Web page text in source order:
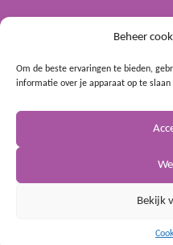
Beheer
Om de beste ervaringen te bieden,
informatie over je apparaat op te
Bekijk
Blijf op de